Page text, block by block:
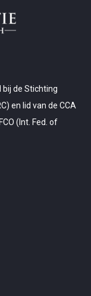
de Stichting
en lid van de CCA
(Int. Fed. of